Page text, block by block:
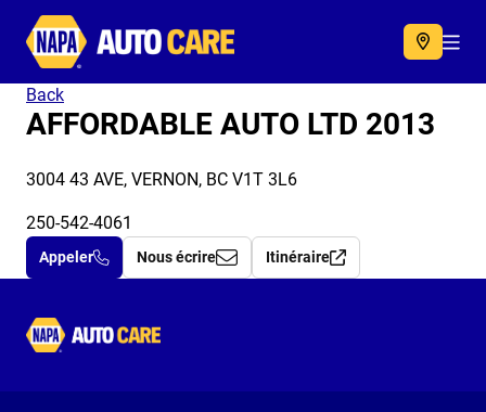
Autocare
Back
AFFORDABLE AUTO LTD 2013
3004 43 AVE, VERNON, BC V1T 3L6
250-542-4061
Appeler Nous écrire Itinéraire
Autocare